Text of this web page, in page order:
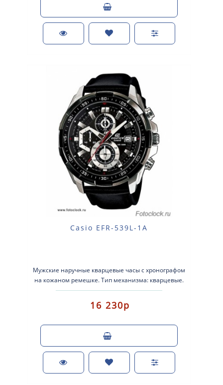
Casio EFR-539L-1A
Мужские наручные кварцевые часы с хронографом
на кожаном ремешке. Тип механизма: кварцевые.
Корпус: нержавеющая сталь. Ре..
16 230р